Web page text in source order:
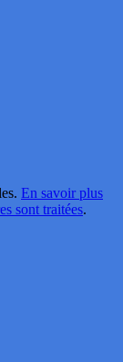
En savoir plus
sont traitées.